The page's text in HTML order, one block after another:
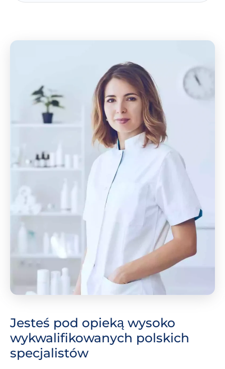
Jesteś pod opieką wysoko
wykwalifikowanych polskich
specjalistów